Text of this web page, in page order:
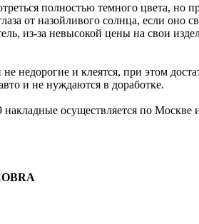
полностью темного цвета, но
от назойливого солнца, если оно
из-за невысокой цены на свои
недорогие и клеятся, при этом
и не нуждаются в доработке.
осуществляется по